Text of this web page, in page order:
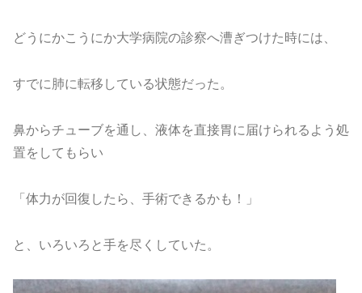
どうにかこうにか大学病院の診察へ漕ぎつけた時には、
すでに肺に転移している状態だった。
鼻からチューブを通し、液体を直接胃に届けられるよう処
置をしてもらい
「体力が回復したら、手術できるかも！」
と、いろいろと手を尽くしていた。